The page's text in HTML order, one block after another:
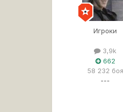
Игроки
3,9k
662
58 232 боя
---